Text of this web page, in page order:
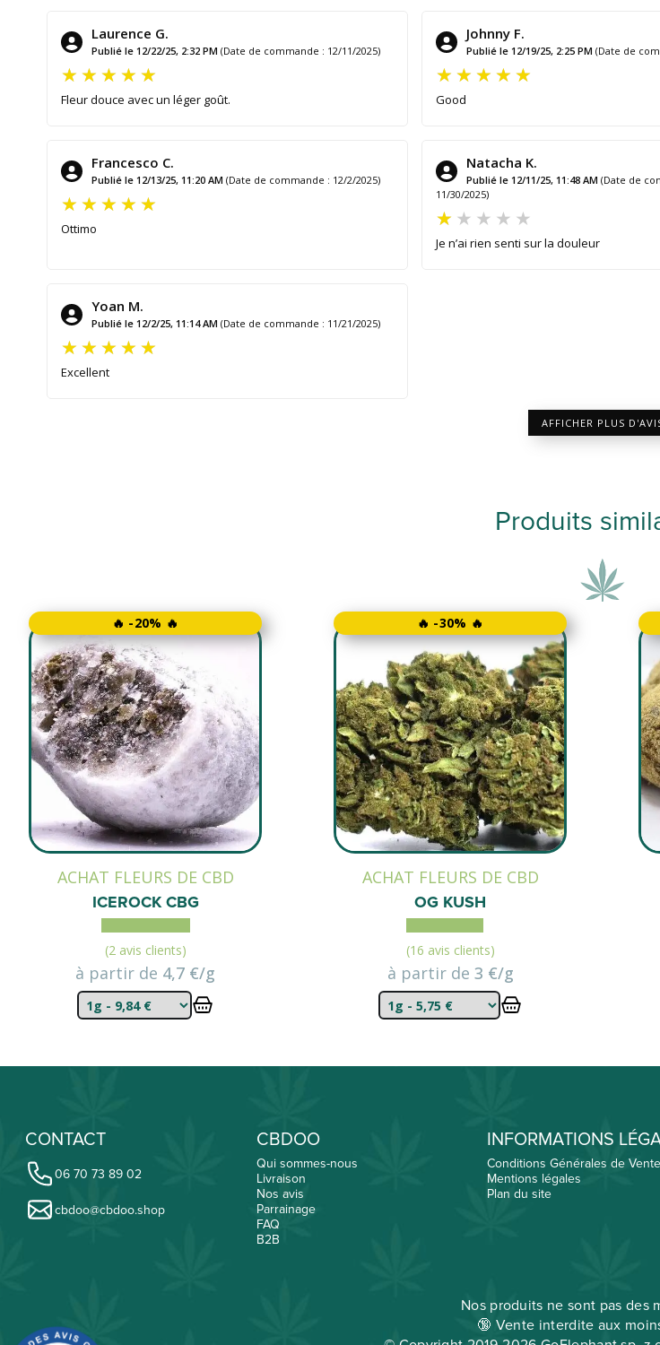
Laurence G.
Publié le 12/22/25, 2:32 PM (Date de commande : 12/11/2025)
Fleur douce avec un léger goût.
Johnny F.
Publié le 12/19/25, 2:25 PM (Date de
Good
Francesco C.
Publié le 12/13/25, 11:20 AM (Date de commande : 12/2/2025)
Ottimo
Natacha K.
Publié le 12/11/25, 11:48 AM (Date de
11/30/2025)
Je n’ai rien senti sur la douleur
Yoan M.
Publié le 12/2/25, 11:14 AM (Date de commande : 11/21/2025)
Excellent
AFFICHER PLUS
Produits
🔥 -20% 🔥
ACHAT FLEURS DE CBD
ICEROCK CBG
(2 avis clients)
à partir de 4,7 €/g
🔥 -30% 🔥
ACHAT FLEURS DE CBD
OG KUSH
(16 avis clients)
à partir de 3 €/g
CONTACT
06 70 73 89 02
cbdoo@cbdoo.shop
CBDOO
Qui sommes-nous
Livraison
Nos avis
Parrainage
FAQ
B2B
INFORMATIONS
Conditions Générales de Vente
Mentions légales
Plan du site
Nos produits ne sont pas des
🔞 Vente interdite aux